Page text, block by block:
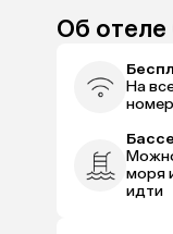
Об отеле
На
моря
идти